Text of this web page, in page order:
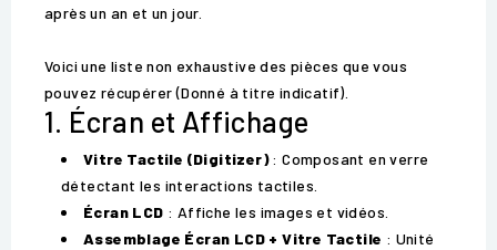
après un an et un jour.
Voici une liste non exhaustive des pièces que vous
pouvez récupérer (Donné à titre indicatif).
1. Écran et Affichage
Vitre Tactile (Digitizer): Composant en verre
détectant les interactions tactiles.
Écran LCD : Affiche les images et vidéos.
Assemblage Écran LCD + Vitre Tactile : Unité